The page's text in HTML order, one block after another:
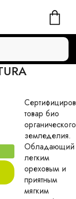
товар био
органического
земледелия.
Обладающий
легким
ореховым и
приятным
мягким